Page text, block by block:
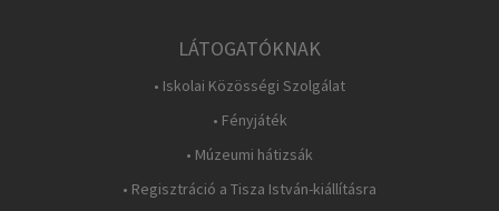
LÁTOGATÓKNAK
• Iskolai Közösségi Szolgálat
• Fényjáték
• Múzeumi hátizsák
• Regisztráció a Tisza István-kiállításra